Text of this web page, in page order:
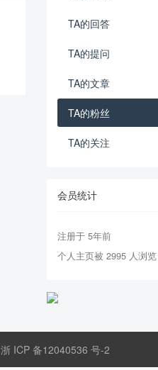
TA的回答
TA的提问
TA的文章
TA的粉丝
TA的关注
会员统计
注册于 5年前
个人主页被 2995 人浏览
浙 ICP 备12040536 号-2